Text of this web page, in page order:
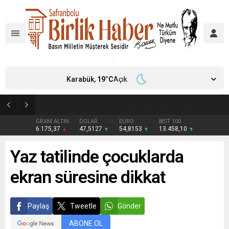
GRAM ALTIN
6.175,37
DOLAR
47,5127
EURO
54,8153
BIST 100
13.458,10
Karabük, 19°CAçık
Yaz tatilinde çocuklarda
ekran süresine dikkat
Paylaş Tweetle Gönder
ABONE OL